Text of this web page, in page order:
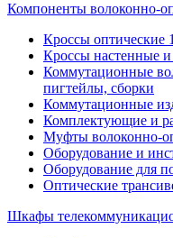
Компоненты волоконно-
Кроссы оптические
Кроссы настенные
Коммутационные
пигтейлы, сборки
Коммутационные
Комплектующие и
Муфты волоконно-
Оборудование и
Оборудование для
Оптические
Шкафы